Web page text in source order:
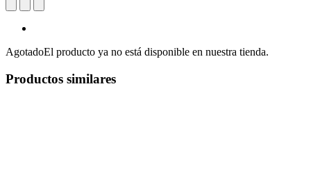
AgotadoEl producto ya no está disponible en nuestra tienda.
Productos similares